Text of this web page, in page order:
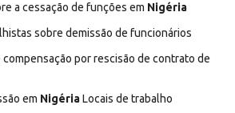
a cessação de funções em Nigéria
sobre demissão de funcionários
compensação por rescisão de contrato de
em NigériaLocais de trabalho